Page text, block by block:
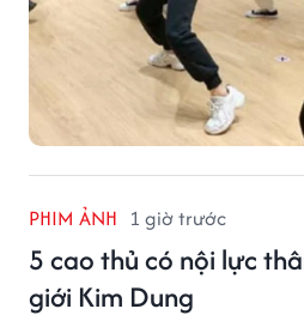
PHIM ẢNH 1 giờ trước
5 cao thủ có nội lực
giới Kim Dung